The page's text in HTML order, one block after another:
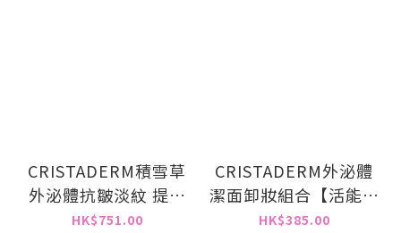
CRISTADERM積雪草
外泌體抗皺淡紋 提拉
緊致套裝
HK$751.00
CRISTADERM外泌體
潔面卸妝組合【活能深
層卸妝棉片五片x 積雪
HK$385.00